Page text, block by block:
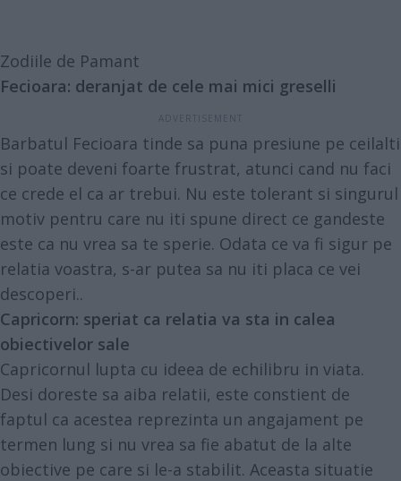
Zodiile de Pamant
Fecioara: deranjat de cele mai mici greselli
Barbatul Fecioara tinde sa puna presiune pe ceilalti
si poate deveni foarte frustrat, atunci cand nu faci
ce crede el ca ar trebui. Nu este tolerant si singurul
motiv pentru care nu iti spune direct ce gandeste
este ca nu vrea sa te sperie. Odata ce va fi sigur pe
relatia voastra, s-ar putea sa nu iti placa ce vei
descoperi..
Capricorn: speriat ca relatia va sta in calea
obiectivelor sale
Capricornul lupta cu ideea de echilibru in viata.
Desi doreste sa aiba relatii, este constient de
faptul ca acestea reprezinta un angajament pe
termen lung si nu vrea sa fie abatut de la alte
obiective pe care si le-a stabilit. Aceasta situatie